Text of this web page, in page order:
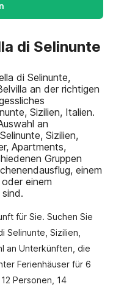
di Selinunte
di Selinunte,
an der richtigen
Sizilien, Italien.
an
Sizilien,
Apartments,
Gruppen
einem
einem
für Sie. Suchen Sie
Selinunte, Sizilien,
an Unterkünften, die
Ferienhäuser für 6
Personen, 14